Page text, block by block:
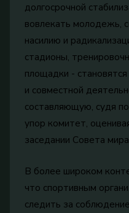
долгосрочной
вовлекать молодежь,
насилию и
стадионы,
площадки -
и совместной
составляющую, судя
упор комитет,
заседании Совета
В более широком
что спортивным
следить за